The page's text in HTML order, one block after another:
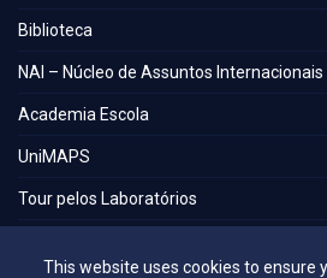
This website uses cookies to ensure
Biblioteca
NAI – Núcleo de Assuntos Internacionais
Academia Escola
UniMAPS
Tour pelos Laboratórios